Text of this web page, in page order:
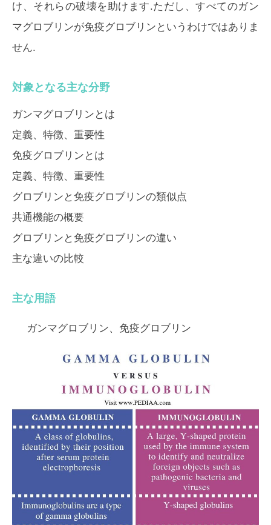
け、それらの破壊を助けます.ただし、すべてのガン
マグロブリンが免疫グロブリンというわけではありま
せん.
対象となる主な分野
ガンマグロブリンとは
定義、特徴、重要性
免疫グロブリンとは
定義、特徴、重要性
グロブリンと免疫グロブリンの類似点
共通機能の概要
グロブリンと免疫グロブリンの違い
主な違いの比較
主な用語
ガンマグロブリン、免疫グロブリン